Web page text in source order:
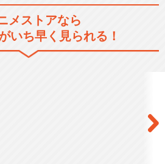
死神坊ちゃんと黒メイド（第
２期）
メストアなら
いち早く見られる！